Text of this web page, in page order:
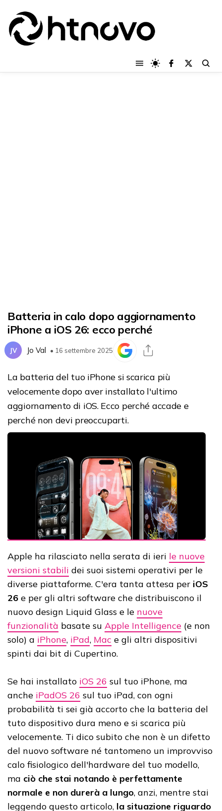
Batteria in calo dopo aggiornamento
iPhone a iOS 26: ecco perché
JV Jo Val • 16 settembre 2025
La batteria del tuo iPhone si scarica più
velocemente dopo aver installato l'ultimo
aggiornamento di iOS. Ecco perché accade e
perché non devi preoccuparti.
Apple ha rilasciato nella serata di ieri le nuove
versioni stabili dei suoi sistemi operativi per le
diverse piattaforme. C'era tanta attesa per iOS
26 e per gli altri software che distribuiscono il
nuovo design Liquid Glass e le nuove
funzionalità basate su Apple Intelligence (e non
solo) a iPhone, iPad, Mac e gli altri dispositivi
spinti dai bit di Cupertino.
Se hai installato iOS 26 sul tuo iPhone, ma
anche iPadOS 26 sul tuo iPad, con ogni
probabilità ti sei già accorto che la batteria del
tuto dispositivo dura meno e si scarica più
velocemente. Ti dico subito che non è un difetto
del nuovo software né tantomeno un improvviso
calo fisiologico dell'hardware del tuo modello,
ma ciò che stai notando è perfettamente
normale e non durerà a lungo, anzi, mentre stai
leggendo questo articolo, la situazione riguardo